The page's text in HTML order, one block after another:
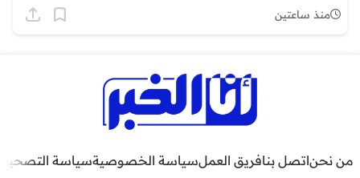
منذ ساعتين
من نحناتصل بنافريق العملسياسة الخصوصيةسياسة التصحيح